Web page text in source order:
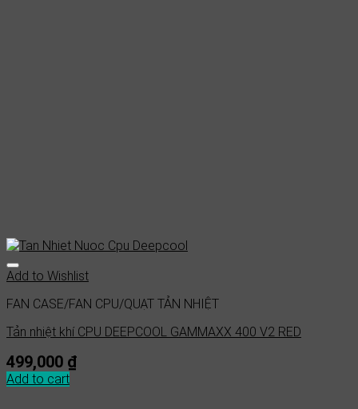
Add to Wishlist
FAN CASE/FAN CPU/QUẠT TẢN NHIỆT
Tản nhiệt khí CPU DEEPCOOL GAMMAXX 400 V2 RED
499,000 ₫
Add to cart